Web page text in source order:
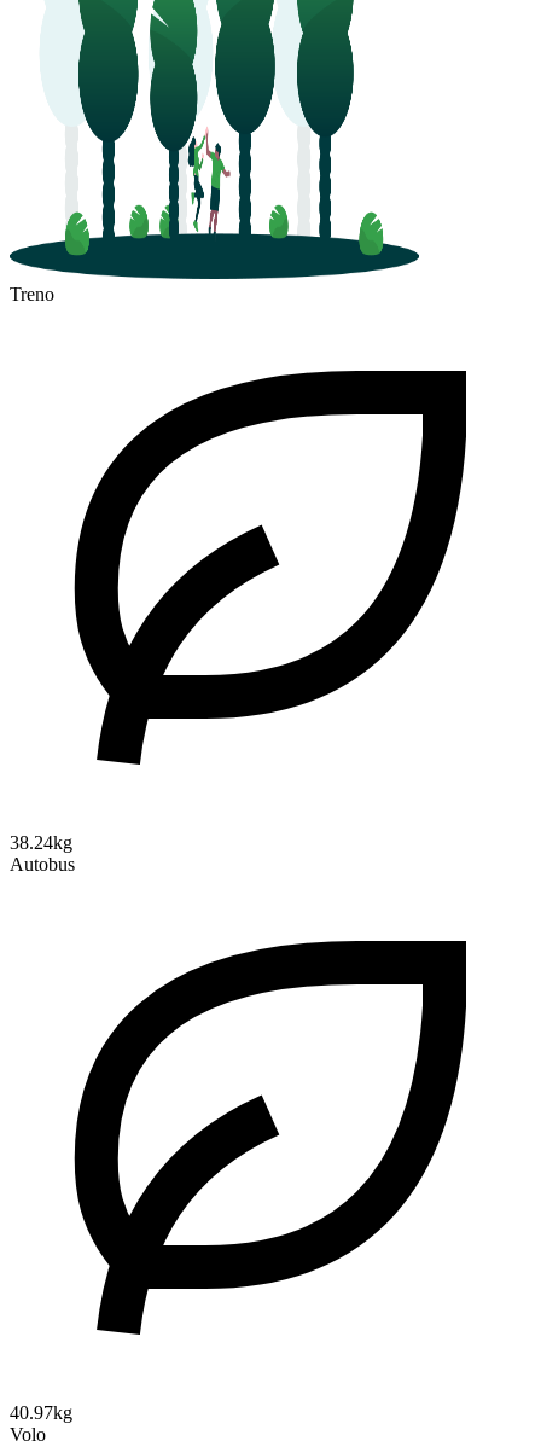
Treno
38.24kg
Autobus
40.97kg
Volo